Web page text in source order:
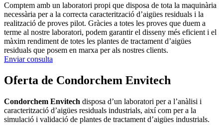
Comptem amb un laboratori propi que disposa de tota la maquinària
necessària per a la correcta caracterització d’aigües residuals i la
realització de proves pilot. Gràcies a totes les proves que duem a
terme al nostre laboratori, podem garantir el disseny més eficient i el
màxim rendiment de totes les plantes de tractament d’aigües
residuals que posem en marxa per als nostres clients.
Enviar consulta
Oferta de Condorchem Envitech
Condorchem Envitech disposa d’un laboratori per a l’anàlisi i
caracterització d’aigües residuals industrials, així com per a la
simulació i validació de plantes de tractament d’aigües industrials.